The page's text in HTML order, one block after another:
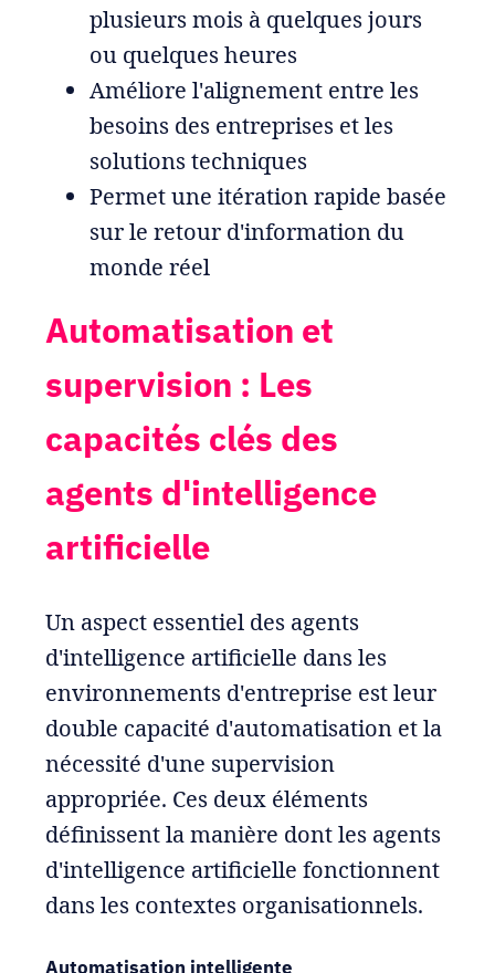
plusieurs mois à quelques jours
ou quelques heures
Améliore l'alignement entre les
besoins des entreprises et les
solutions techniques
Permet une itération rapide basée
sur le retour d'information du
monde réel
Automatisation et
supervision : Les
capacités clés des
agents d'intelligence
artificielle
Un aspect essentiel des agents
d'intelligence artificielle dans les
environnements d'entreprise est leur
double capacité d'automatisation et la
nécessité d'une supervision
appropriée. Ces deux éléments
définissent la manière dont les agents
d'intelligence artificielle fonctionnent
dans les contextes organisationnels.
Automatisation intelligente